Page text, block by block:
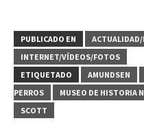
PUBLICADO EN
INTERNET/VÍDEOS/FOTOS
ETIQUETADO
AMUNDSEN
PERROS
MUSEO DE HISTORIA
SCOTT